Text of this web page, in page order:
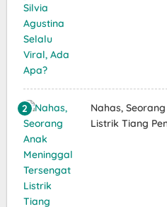
Nahas,
Listrik Tiang